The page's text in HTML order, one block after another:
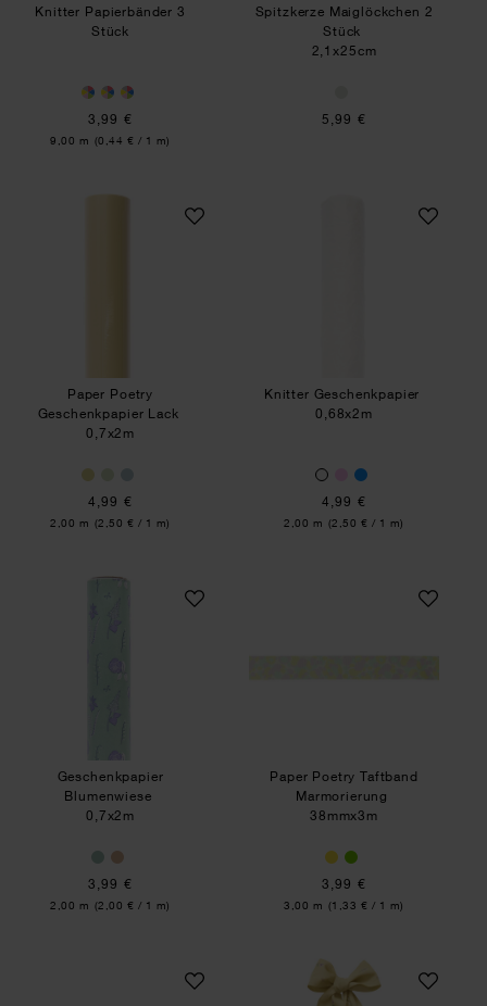
Knitter Papierbänder 3
Stück
3,99 €
Inhalt:
9,00 m (0,44 € / 1 m)
Spitzkerze Maiglöckchen 2
Stück
2,1x25cm
5,99 €
Paper Poetry Geschenkpapier Lack
Paper Poetry
Geschenkpapier Lack
0,7x2m
4,99 €
Inhalt:
2,00 m (2,50 € / 1 m)
Knitter Geschenkpapier
0,68x2m
4,99 €
Inhalt:
2,00 m (2,50 € / 1 m)
Geschenkpapier Blumenwiese
Geschenkpapier
Blumenwiese
0,7x2m
3,99 €
Inhalt:
2,00 m (2,00 € / 1 m)
Paper Poetry Taftband
Marmorierung
38mmx3m
3,99 €
Inhalt:
3,00 m (1,33 € / 1 m)
Paper Poetry Taftband BlumenwieseStickpackung